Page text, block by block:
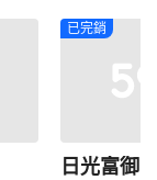
已完銷
日光富御